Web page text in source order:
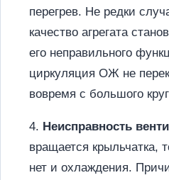
перегрев. Не редки
качество агрегата
его неправильного
циркуляция ОЖ не
вовремя с большого
4. Неисправность
вращается крыльчатка,
нет и охлаждения.